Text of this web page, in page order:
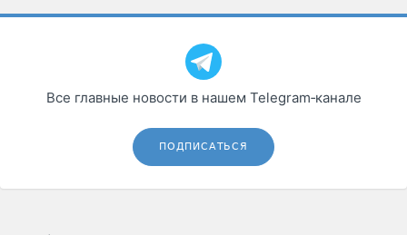
Все главные новости в нашем Telegram‑канале
ПОДПИСАТЬСЯ